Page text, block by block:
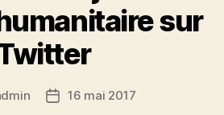
sur
Date16 mai 2017